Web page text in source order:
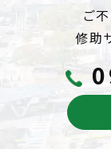
ご
修助